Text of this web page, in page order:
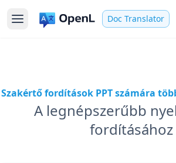
Doc Translator
Szakértő fordítások PPT számára
A legnépszerűbb
fordításához